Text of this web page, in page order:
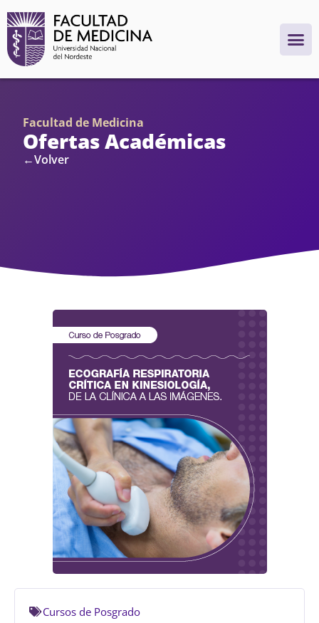
Facultad de Medicina
Ofertas Académicas
←Volver
Cursos de Posgrado